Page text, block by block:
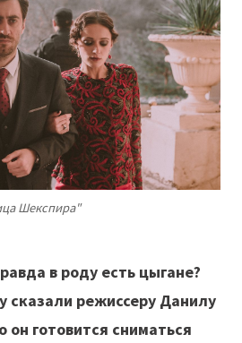
Шекспира"
в роду есть цыгане?
сказали режиссеру Данилу
он готовится сниматься